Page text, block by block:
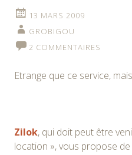
13 MARS 2009
GROBIGOU
2 COMMENTAIRES
Etrange que ce service,
Zilok, qui doit peut être
location », vous propose de